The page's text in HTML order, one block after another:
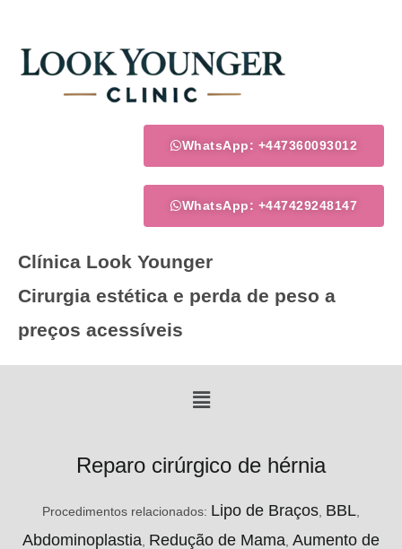
content
WhatsApp: +447360093012
WhatsApp: +447429248147
Clínica Look Younger
Cirurgia estética e perda de peso a
preços acessíveis
Menu
Reparo cirúrgico de hérnia
Procedimentos relacionados: Lipo de Braços, BBL,
Abdominoplastia, Redução de Mama, Aumento de